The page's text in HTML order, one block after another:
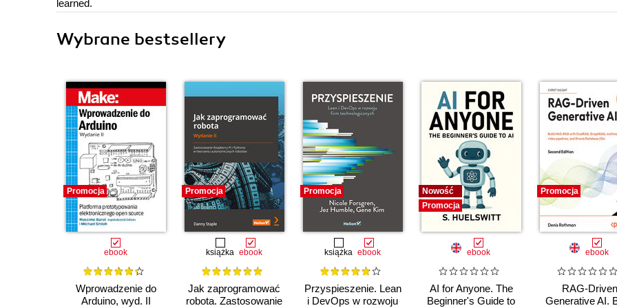
learned.
Wybrane bestsellery
Promocja
ebook
Wprowadzenie do
Arduino, wyd. II
Promocja
książka ebook
Jak zaprogramować
robota. Zastosowanie
Promocja
książka ebook
Przyspieszenie. Lean
i DevOps w rozwoju
Nowość
Promocja
ebook
AI for Anyone. The
Beginner's Guide to
Promocja
ebook
RAG-Driven
Generative AI.